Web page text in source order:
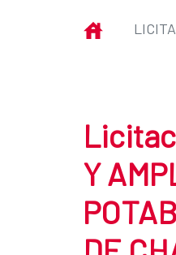
LicitaciónINICIO
Y